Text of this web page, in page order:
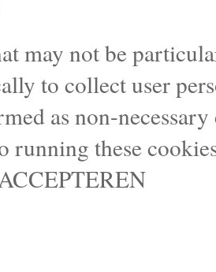
may not be
to collect user
as non-
running these